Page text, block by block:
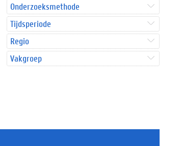
Onderzoeksmethode
Tijdsperiode
Regio
Vakgroep